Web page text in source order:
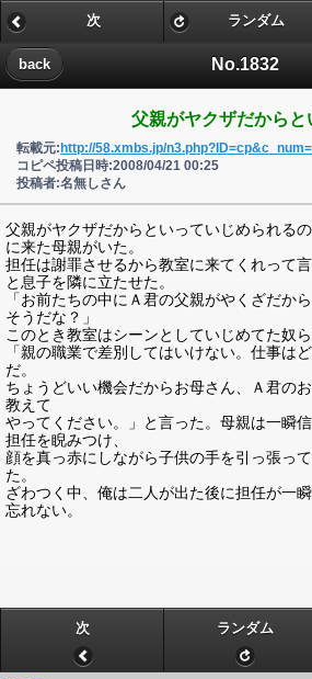
No.1832
back
次 ランダム
父親がヤクザだからと
転載元: http://58.xmbs.jp/
コピペ投稿日時:2008/04/21 00:25
投稿者:名無しさん
父親がヤクザだからといっていじめられる
に来た母親がいた。
担任は謝罪させるから教室に来てくれって
と息子を隣に立たせた。
「お前たちの中にＡ君の父親がやくざだか
そうだな？」
このとき教室はシーンとしていじめてた奴
「親の職業で差別してはいけない。仕事は
だ。
ちょうどいい機会だからお母さん、Ａ君の
教えて
やってください。」と言った。母親は一瞬
担任を睨みつけ、
顔を真っ赤にしながら子供の手を引っ張っ
た。
ざわつく中、俺は二人が出た後に担任が一
忘れない。
次 ランダム